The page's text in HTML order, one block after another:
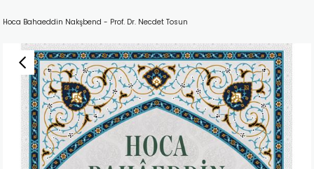
Hoca Bahaeddin Nakşbend - Prof. Dr. Necdet Tosun